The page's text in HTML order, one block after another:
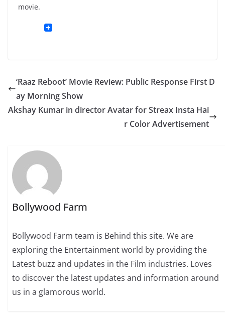
movie.
‘Raaz Reboot’ Movie Review: Public Response First D
ay Morning Show
Akshay Kumar in director Avatar for Streax Insta Hai
r Color Advertisement
Bollywood Farm
Bollywood Farm team is Behind this site. We are
exploring the Entertainment world by providing the
Latest buzz and updates in the Film industries. Loves
to discover the latest updates and information around
us in a glamorous world.